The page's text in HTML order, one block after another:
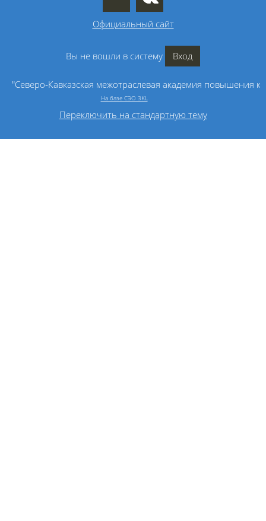
Официальный сайт
Вы не вошли в систему Вход
"Северо‑Кавказская межотраслевая академия повышения
На базе СЭО 3KL
Переключить на стандартную тему